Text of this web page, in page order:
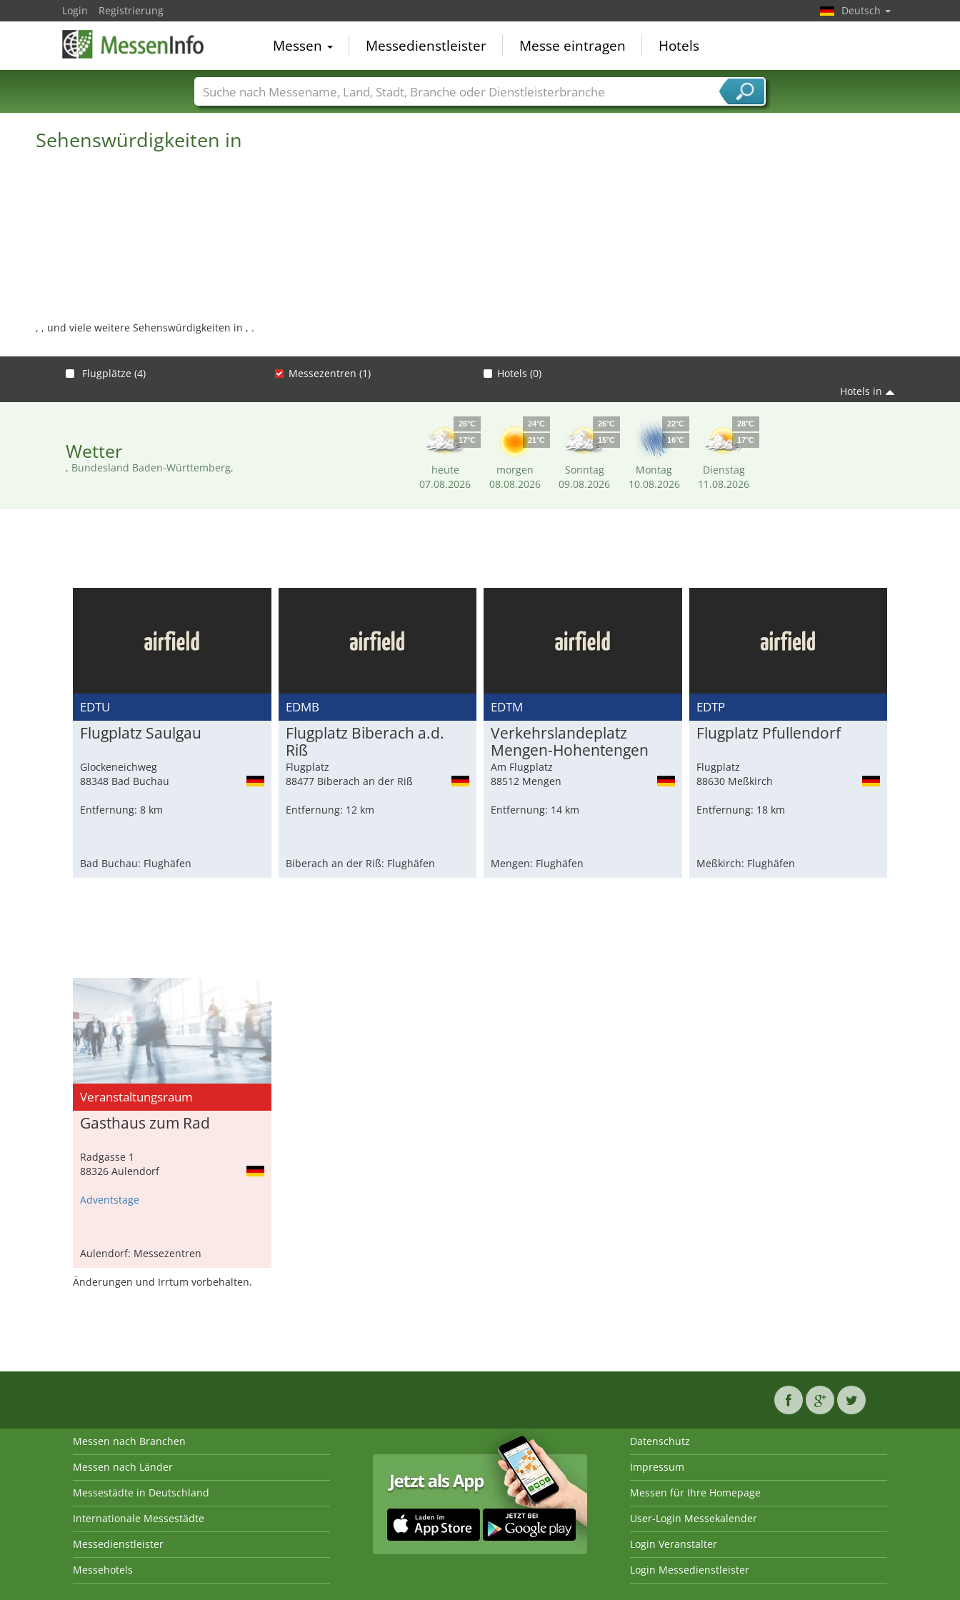
Sehenswürdigkeiten in
, , und viele weitere Sehenswürdigkeiten in , .
Flugplätze (4) Messezentren (1)
Hotels (0)
Hotels in
Wetter
, Bundesland Baden-Württemberg,
26°C
17°C
heute
07.08.2026
24°C
21°C
morgen
08.08.2026
26°C
15°C
Sonntag
09.08.2026
22°C
16°C
Montag
10.08.2026
28°C
17°C
Dienstag
11.08.2026
EDTU
Flugplatz Saulgau
Glockeneichweg
88348 Bad Buchau
Entfernung: 8 km
Bad Buchau: Flughäfen
EDMB
Flugplatz Biberach a.d.
Riß
Flugplatz
88477 Biberach an der Riß
Entfernung: 12 km
Biberach an der Riß: Flughäfen
EDTM
Verkehrslandeplatz
Mengen-Hohentengen
Am Flugplatz
88512 Mengen
Entfernung: 14 km
Mengen: Flughäfen
EDTP
Flugplatz Pfullendorf
Flugplatz
88630 Meßkirch
Entfernung: 18 km
Meßkirch: Flughäfen
Veranstaltungsraum
Gasthaus zum Rad
Radgasse 1
88326 Aulendorf
Adventstage
Aulendorf: Messezentren
Änderungen und Irrtum vorbehalten.
Login Registrierung Deutsch
Messen Messedienstleister Messe eintragen Hotels
Messenamen Länder Städte Branchen Dienstleisterbranchen
Messen nach Branchen
Messen nach Länder
Messestädte in Deutschland
Internationale Messestädte
Messedienstleister
Messehotels
Datenschutz
Impressum
Messen für Ihre Homepage
User-Login Messekalender
Login Veranstalter
Login Messedienstleister